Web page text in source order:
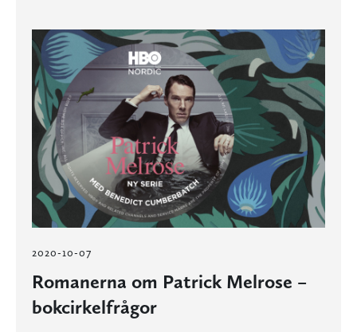
2020-10-07
Romanerna om Patrick Melrose –
bokcirkelfrågor